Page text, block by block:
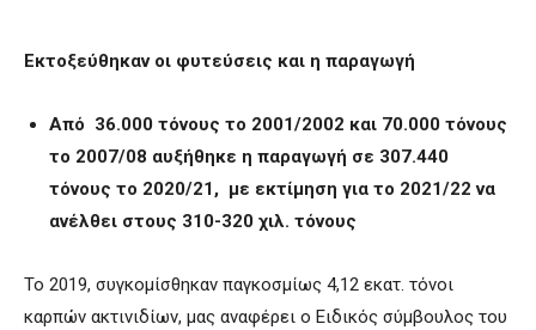
Εκτοξεύθηκαν οι φυτεύσεις και η παραγωγή
Από 36.000 τόνους το 2001/2002 και 70.000 τόνους
το 2007/08 αυξήθηκε η παραγωγή σε 307.440
τόνους το 2020/21, με εκτίμηση για το 2021/22 να
ανέλθει στους 310-320 χιλ. τόνους
Το 2019, συγκομίσθηκαν παγκοσμίως 4,12 εκατ. τόνοι
καρπών ακτινιδίων, μας αναφέρει ο Ειδικός σύμβουλος του